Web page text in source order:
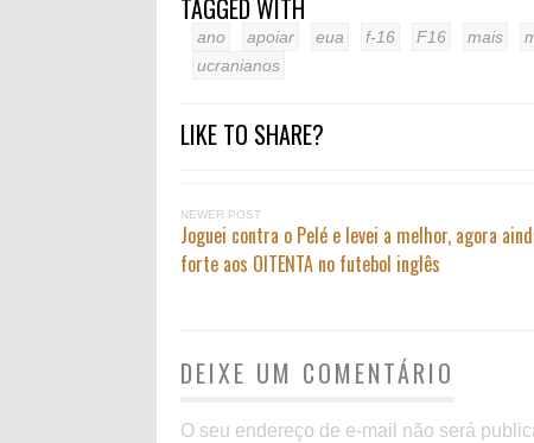
TAGGED WITH
ano apoiar eua f-16 F16 mais
ucranianos
LIKE TO SHARE?
NEWER POST
Joguei contra o Pelé e levei a melhor, agora
forte aos OITENTA no futebol inglês
DEIXE UM COMENTÁRIO
O seu endereço de e-mail não será